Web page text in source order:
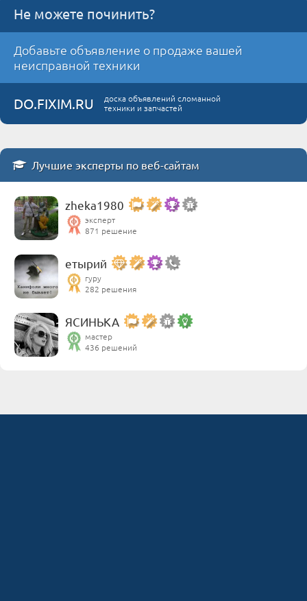
Не можете починить?
Добавьте объявление о продаже вашей
неисправной техники
DO.FIXIM.RU
доска объявлений сломанной
техники и запчастей
Лучшие эксперты по веб-сайтам
zheka1980
эксперт
871 решение
етырий
гуру
282 решения
ЯСИНЬКА
мастер
436 решений